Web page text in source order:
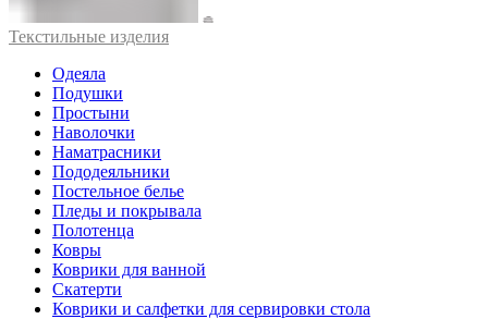
Текстильные изделия
Одеяла
Подушки
Простыни
Наволочки
Наматрасники
Пододеяльники
Постельное белье
Пледы и покрывала
Полотенца
Ковры
Коврики для ванной
Скатерти
Коврики и салфетки для сервировки стола